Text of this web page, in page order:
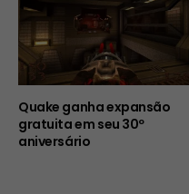
Quake ganha expansão
gratuita em seu 30º
aniversário